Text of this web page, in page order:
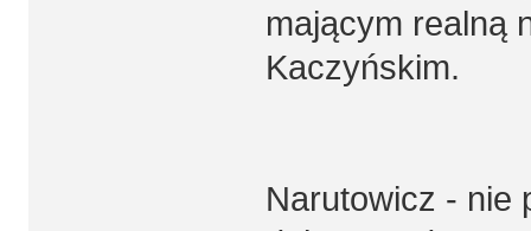
mającym realną
Kaczyńskim.
Narutowicz - nie